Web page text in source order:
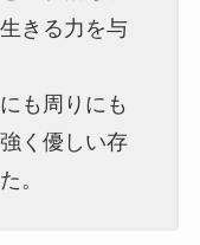
きる力を与
も周りにも
く優しい存
。